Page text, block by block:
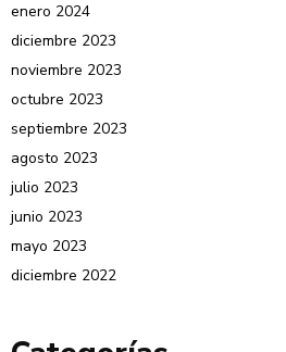
enero 2024
diciembre 2023
noviembre 2023
octubre 2023
septiembre 2023
agosto 2023
julio 2023
junio 2023
mayo 2023
diciembre 2022